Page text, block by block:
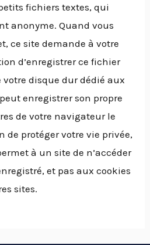
fichiers textes, qui
anonyme. Quand vous
ce site demande à votre
d’enregistrer ce fichier
disque dur dédié aux
enregistrer son propre
de votre navigateur le
de protéger votre vie privée,
à un site de n’accéder
et pas aux cookies
sites.